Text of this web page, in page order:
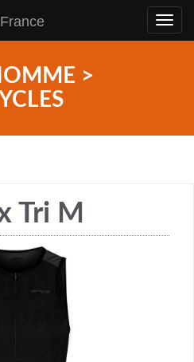
>
Tri M